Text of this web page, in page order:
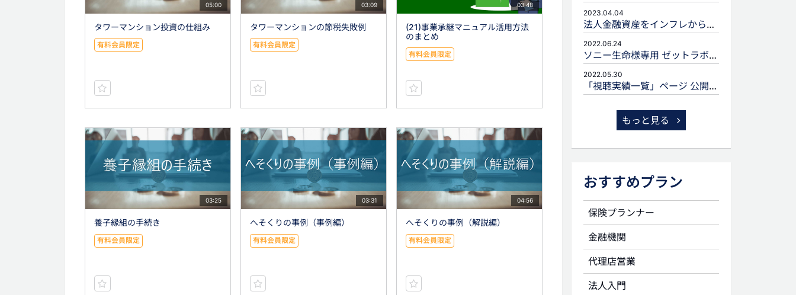
05:00
タワーマンション投資の仕組み
有料会員限定
03:09
タワーマンションの節税失敗例
有料会員限定
03:48
(21)事業承継マニュアル活用方法
のまとめ
有料会員限定
03:25
養子縁組の手続き
有料会員限定
03:31
へそくりの事例（事例編）
有料会員限定
04:56
へそくりの事例（解説編）
有料会員限定
2023.04.04
法人金融資産をインフレから守るための生命保険活用
2022.06.24
ソニー生命様専用 ゼットラボforLIFEPLANNERのご案内
2022.05.30
「視聴実績一覧」ページ 公開のお知らせ
もっと見る
おすすめプラン
保険プランナー
金融機関
代理店営業
法人入門